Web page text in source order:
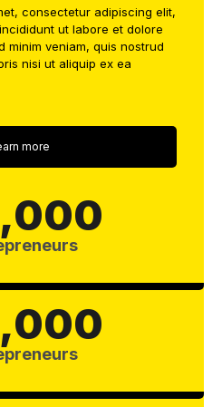
consectetur adipiscing elit,
ut labore et dolore
minim veniam, quis nostrud
nisi ut aliquip ex ea
more